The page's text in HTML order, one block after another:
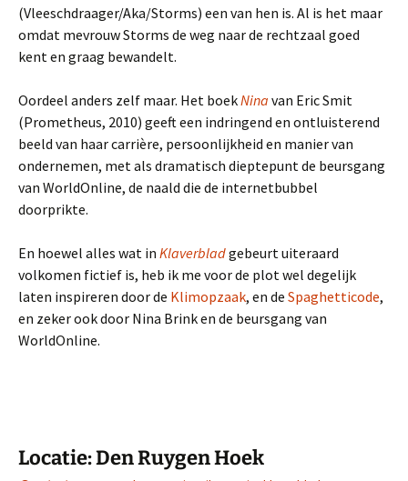
(Vleeschdraager/Aka/Storms) een van hen is. Al is het maar
omdat mevrouw Storms de weg naar de rechtzaal goed
kent en graag bewandelt.
Oordeel anders zelf maar. Het boekNina van Eric Smit
(Prometheus, 2010) geeft een indringend en ontluisterend
beeld van haar carrière, persoonlijkheid en manier van
ondernemen, met als dramatisch dieptepunt de beursgang
van WorldOnline, de naald die de internetbubbel
doorprikte.
En hoewel alles wat in Klaverbladgebeurt uiteraard
volkomen fictief is, heb ik me voor de plot wel degelijk
laten inspireren door de Klimopzaak, en de Spaghetticode,
en zeker ook door Nina Brink en de beursgang van
WorldOnline.
Locatie: Den Ruygen Hoek